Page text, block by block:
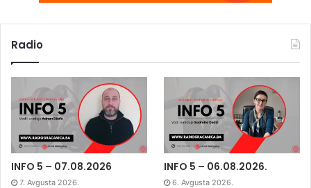
Radio
INFO 5 – 07.08.2026
7. Avgusta 2026.
INFO 5 – 06.08.2026.
6. Avgusta 2026.